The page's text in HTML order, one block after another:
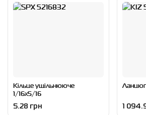
Кільце ущільнююче
1/16x5/16
5.28 грн 1